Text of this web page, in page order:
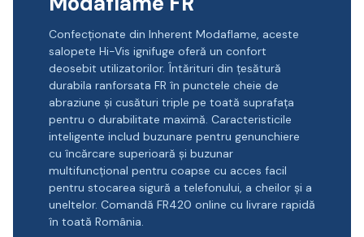
Confecționate din Inherent Modaflame, aceste
salopete Hi-Vis ignifuge oferă un confort
deosebit utilizatorilor. Întărituri din țesătură
durabila ranforsata FR în punctele cheie de
abraziune și cusături triple pe toată suprafața
pentru o durabilitate maximă. Caracteristicile
inteligente includ buzunare pentru genunchiere
cu încărcare superioară și buzunar
multifuncțional pentru coapse cu acces facil
pentru stocarea sigură a telefonului, a cheilor și a
uneltelor. Comandă FR420 online cu livrare rapidă
în toată România.